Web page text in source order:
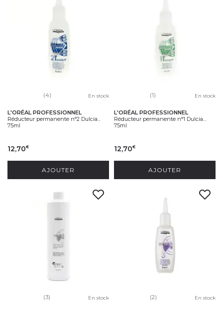
(4) En stock
L'ORÉAL PROFESSIONNEL
Réducteur permanente n°2 Dulcia...
75ml
12,70€
AJOUTER
(1) En stock
L'ORÉAL PROFESSIONNEL
Réducteur permanente n°1 Dulcia...
75ml
12,70€
AJOUTER
(3) En stock (2) En stock